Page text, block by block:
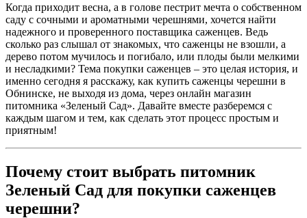
Когда приходит весна, а в голове пестрит мечта о собственном
саду с сочными и ароматными черешнями, хочется найти
надежного и проверенного поставщика саженцев. Ведь
сколько раз слышал от знакомых, что саженцы не взошли, а
дерево потом мучилось и погибало, или плоды были мелкими
и несладкими? Тема покупки саженцев – это целая история, и
именно сегодня я расскажу, как купить саженцы черешни в
Обнинске, не выходя из дома, через онлайн магазин
питомника «Зеленый Сад». Давайте вместе разберемся с
каждым шагом и тем, как сделать этот процесс простым и
приятным!
Почему стоит выбрать питомник
Зеленый Сад для покупки саженцев
черешни?